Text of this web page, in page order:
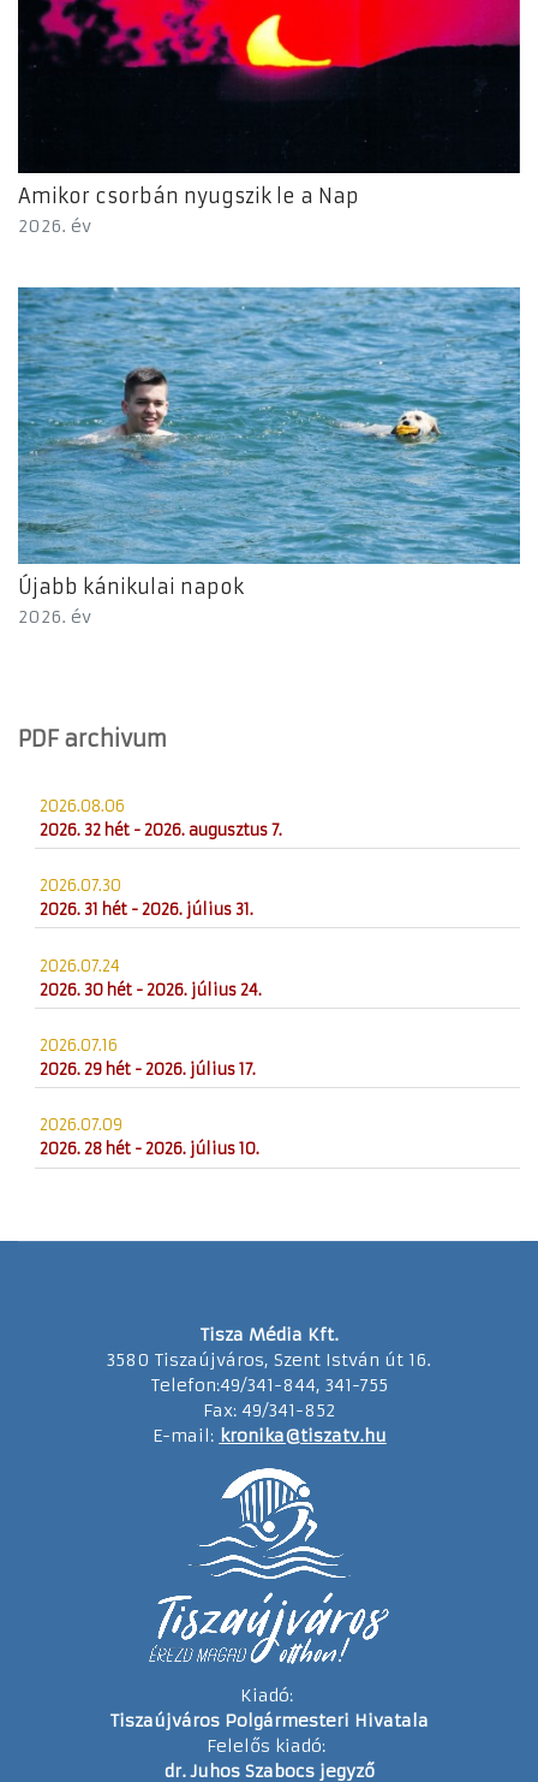
Amikor csorbán nyugszik le a Nap
2026. év
Újabb kánikulai napok
2026. év
PDF archivum
2026.08.06
2026. 32 hét - 2026. augusztus 7.
2026.07.30
2026. 31 hét - 2026. július 31.
2026.07.24
2026. 30 hét - 2026. július 24.
2026.07.16
2026. 29 hét - 2026. július 17.
2026.07.09
2026. 28 hét - 2026. július 10.
Tisza Média Kft.
3580 Tiszaújváros, Szent István út 16.
Telefon:49/341-844, 341-755
Fax: 49/341-852
E-mail: kronika@tiszatv.hu
Kiadó:
Tiszaújváros Polgármesteri Hivatala
Felelős kiadó:
dr. Juhos Szabocs jegyző